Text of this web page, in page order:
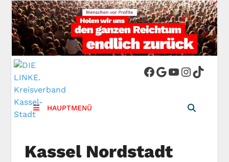
DIE LINKE.
Kreisverband
Kassel-Stadt
Die Linke in Stadt-Kassel
HAUPTMENÜ
Kassel Nordstadt